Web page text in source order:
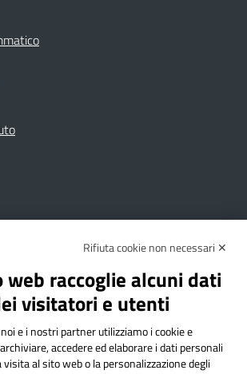
Albo onlinePrivacy Policy
Note Legali
Bricherasio
n. 3 - 10064 Bricherasio (TO) | P.E.O.:
Rifiuta cookie non necessari ✕
web raccoglie alcuni dati
visitatori e utenti
e i nostri partner utilizziamo i cookie e
accedere ed elaborare i dati personali
visita al sito web o la personalizzazione degli